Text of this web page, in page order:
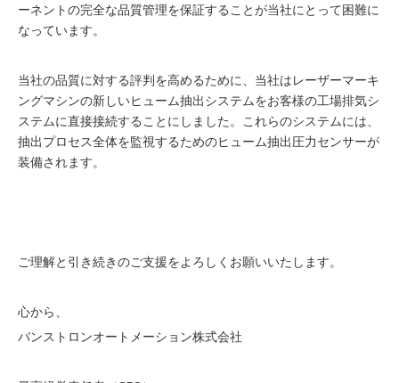
ーネントの完全な品質管理を保証することが当社にとって困難に
なっています。
当社の品質に対する評判を高めるために、当社はレーザーマーキ
ングマシンの新しいヒューム抽出システムをお客様の工場排気シ
ステムに直接接続することにしました。これらのシステムには、
抽出プロセス全体を監視するためのヒューム抽出圧力センサーが
装備されます。
ご理解と引き続きのご支援をよろしくお願いいたします。
心から、
バンストロンオートメーション株式会社